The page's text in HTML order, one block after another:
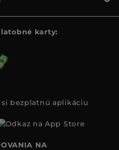
karty:
bezplatnú aplikáciu
NA